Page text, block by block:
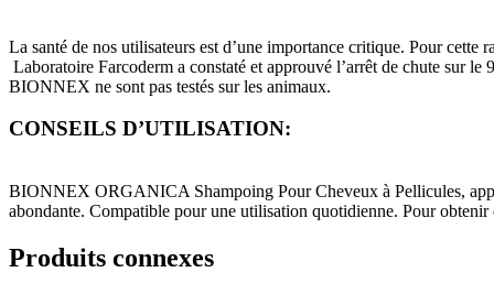
La santé de nos utilisateurs est d’une importance critique. Pour
Laboratoire Farcoderm a constaté et approuvé l’arrêt de chute sur
BIONNEX ne sont pas testés sur les animaux.
CONSEILS D’UTILISATION:
BIONNEX ORGANICA Shampoing Pour Cheveux à Pellicules,
abondante. Compatible pour une utilisation quotidienne. Pour
Produits connexes